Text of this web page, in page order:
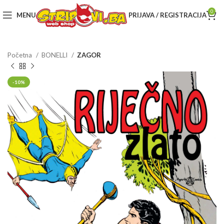
MENU PRIJAVA / REGISTRACIJA 0
Početna BONELLI ZAGOR
-10%